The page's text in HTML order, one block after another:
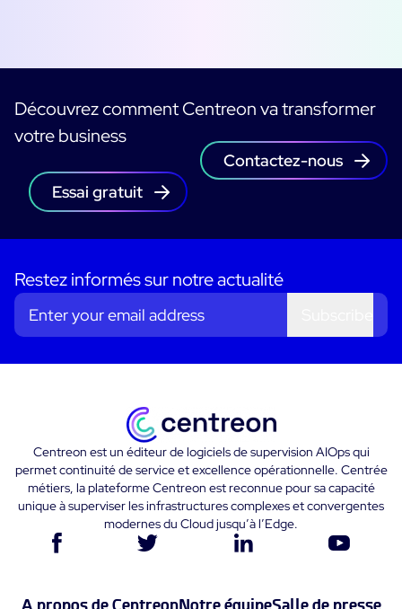
Découvrez comment Centreon va transformer
votre business
Contactez-nous
Essai gratuit
Restez informés sur notre actualité
Centreon est un éditeur de logiciels de supervision AIOps qui
permet continuité de service et excellence opérationnelle. Centrée
métiers, la plateforme Centreon est reconnue pour sa capacité
unique à superviser les infrastructures complexes et convergentes
modernes du Cloud jusqu’à l’Edge.
A propos de CentreonNotre équipeSalle de presse